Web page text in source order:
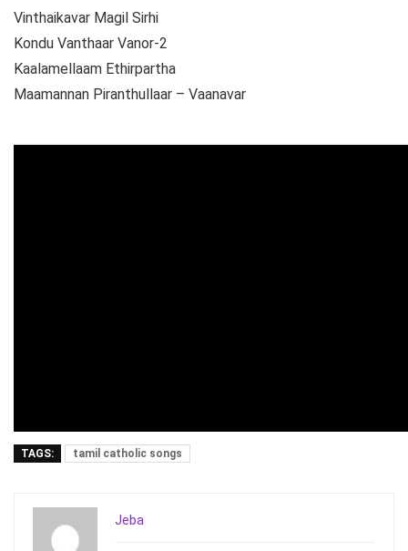
Vinthaikavar Magil Sirhi
Kondu Vanthaar Vanor-2
Kaalamellaam Ethirpartha
Maamannan Piranthullaar – Vaanavar
TAGS: tamil catholic songs
Jeba